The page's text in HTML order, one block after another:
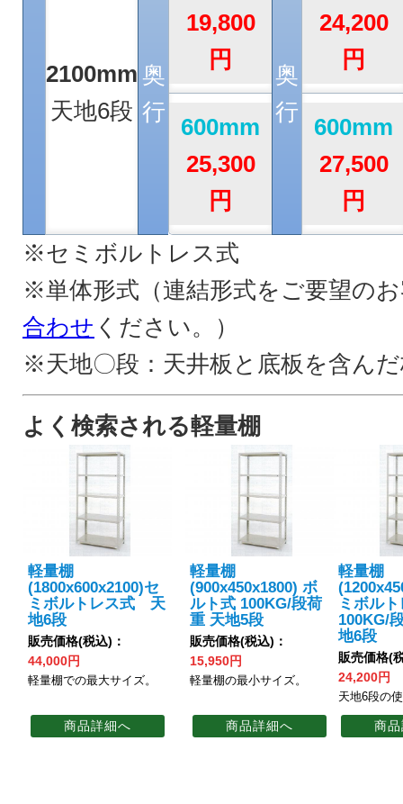
2100mm
天地6段
奥
行
19,800
円
奥
行
24,200
円
600mm
25,300
円
600mm
27,500
円
※セミボルトレス式
※単体形式（連結形式をご要望の
合わせ ください。）
※天地〇段：天井板と底板を含ん
よく検索される軽量棚
軽量棚
(1800x600x2100)セ
ミボルトレス式 天
地6段
販売価格(税込)：
44,000円
軽量棚での最大サイズ。
商品詳細へ
軽量棚
(900x450x1800) ボ
ルト式 100KG/段荷
重 天地5段
販売価格(税込)：
15,950円
軽量棚の最小サイズ。
商品詳細へ
軽量棚
ミボル
100KG/
地6段
販売価格(
24,200円
天地6段の
商